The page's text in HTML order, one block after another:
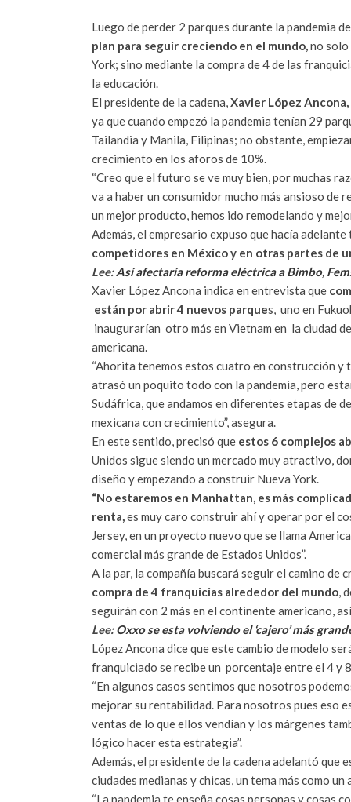
Luego de perder 2 parques durante la pandemia
plan para seguir creciendo en el mundo,no solo
York; sino mediante la compra de 4 de las
la educación.
El presidente de la cadena,Xavier López
ya que cuando empezó la pandemia tenían 29
Tailandia y Manila, Filipinas; no obstante,
crecimiento en los aforos de 10%.
“Creo que el futuro se ve muy bien, por muchas
va a haber un consumidor mucho más ansioso
un mejor producto, hemos ido remodelando y
Además, el empresario expuso que hacía
competidores en México y en otras partes de
Lee:Así afectaría reforma eléctrica a Bimbo,
Xavier López Ancona indica en entrevista que
están por abrir 4 nuevos parques, uno en
inaugurarían otro más en Vietnam en la ciudad
americana.
“Ahorita tenemos estos cuatro en construcción y
atrasó un poquito todo con la pandemia, pero
Sudáfrica, que andamos en diferentes etapas de
mexicana con crecimiento”, asegura.
En este sentido, precisó que estos 6 complejos
Unidos sigue siendo un mercado muy atractivo,
diseño y empezando a construir Nueva York.
“No estaremos en Manhattan, es más
renta,es muy caro construir ahí y operar por el
Jersey, en un proyecto nuevo que se llama
comercial más grande de Estados Unidos”.
A la par, la compañía buscará seguir el camino de
compra de 4 franquicias alrededor del mundo,
seguirán con 2 más en el continente americano,
Lee:Oxxo se esta volviendo el ‘cajero’ más
López Ancona dice que este cambio de modelo
franquiciado se recibe un porcentaje entre el 4 y
“En algunos casos sentimos que nosotros
mejorar su rentabilidad. Para nosotros pues eso
ventas de lo que ellos vendían y los márgenes
lógico hacer esta estrategia”.
Además, el presidente de la cadena adelantó
ciudades medianas y chicas, un tema más como
“La pandemia te enseña cosas personas y cosas